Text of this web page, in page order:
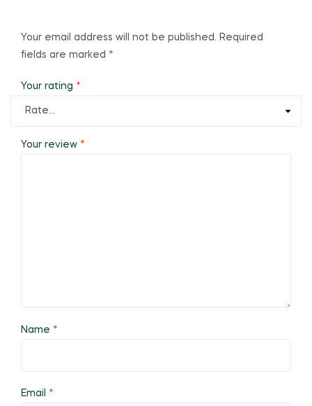
Your email address will not be published. Required
fields are marked *
Your rating *
Your review *
Name *
Email *